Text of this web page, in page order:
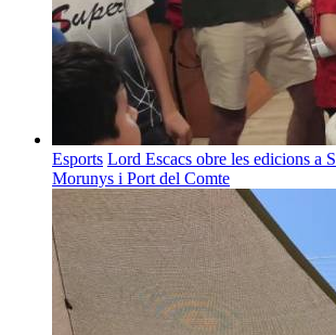
Esports Lord Escacs obre les edicions a
Morunys i Port del Comte